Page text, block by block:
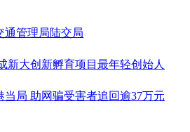
通管理局陆交局
新大创新孵育项目最年轻创始人
局 助网骗受害者追回逾37万元